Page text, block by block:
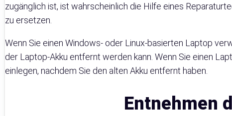
zugänglich ist, ist wahrscheinlich die Hilfe eines
zu ersetzen.
Wenn Sie einen Windows- oder Linux-basierten Laptop
der Laptop-Akku entfernt werden kann. Wenn Sie einen
einlegen, nachdem Sie den alten Akku entfernt haben.
Entnehmen